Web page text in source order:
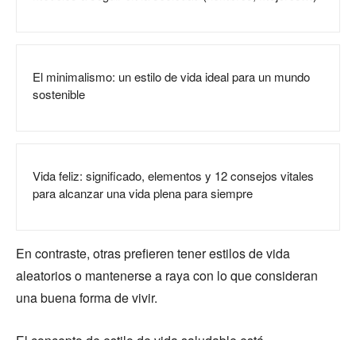
El minimalismo: un estilo de vida ideal para un mundo
sostenible
Vida feliz: significado, elementos y 12 consejos vitales
para alcanzar una vida plena para siempre
En contraste, otras prefieren tener estilos de vida
aleatorios o mantenerse a raya con lo que consideran
una buena forma de vivir.